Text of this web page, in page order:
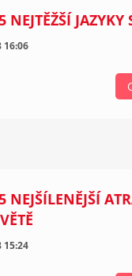
NEJTĚŽŠÍ JAZYKY
16:06
NEJŠÍLENĚJŠÍ
15:24